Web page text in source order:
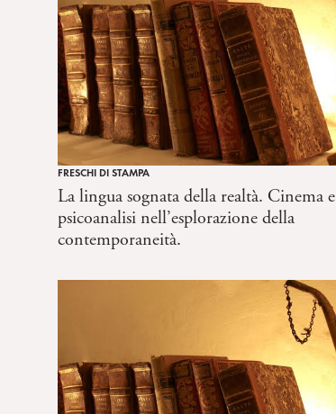
FRESCHI DI STAMPA
La lingua sognata della realtà. Cinema e
psicoanalisi nell’esplorazione della
contemporaneità.